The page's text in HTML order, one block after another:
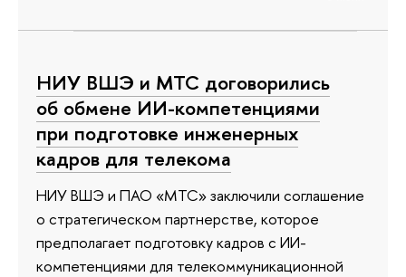
НИУ ВШЭ и МТС договорились
об обмене ИИ-компетенциями
при подготовке инженерных
кадров для телекома
НИУ ВШЭ и ПАО «МТС» заключили соглашение
о стратегическом партнерстве, которое
предполагает подготовку кадров с ИИ-
компетенциями для телекоммуникационной